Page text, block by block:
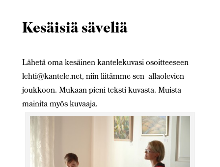
Kesäisiä säveliä
Lähetä oma kesäinen kantelekuvasi osoitteeseen
lehti@kantele.net, niin liitämme sen allaolevien
joukkoon. Mukaan pieni teksti kuvasta. Muista
mainita myös kuvaaja.